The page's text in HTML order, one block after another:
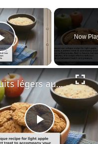
×
Play Video
Now
P
Biscuits légers aux pommes : Une douceur légère et irrésistible